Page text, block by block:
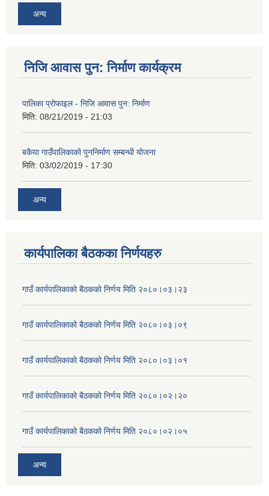
अन्य
निजि आवास पुन: निर्माण कार्यक्रम
पालिका प्रोफाइल - निजि आवास पुन: निर्माण
मिति: 08/21/2019 - 21:03
बकैया गाउँपालिकाको पुननिर्माण सम्बन्धी योजना
मिति: 03/02/2019 - 17:30
अन्य
कार्यपालिका बैठकका निर्णयहरु
गाउँ कार्यपालिकाको बैठकको निर्णय मिति २०८०।०३।२३
गाउँ कार्यपालिकाको बैठकको निर्णय मिति २०८०।०३।०९
गाउँ कार्यपालिकाको बैठकको निर्णय मिति २०८०।०३।०१
गाउँ कार्यपालिकाको बैठकको निर्णय मिति २०८०।०२।२०
गाउँ कार्यपालिकाको बैठकको निर्णय मिति २०८०।०२।०५
अन्य